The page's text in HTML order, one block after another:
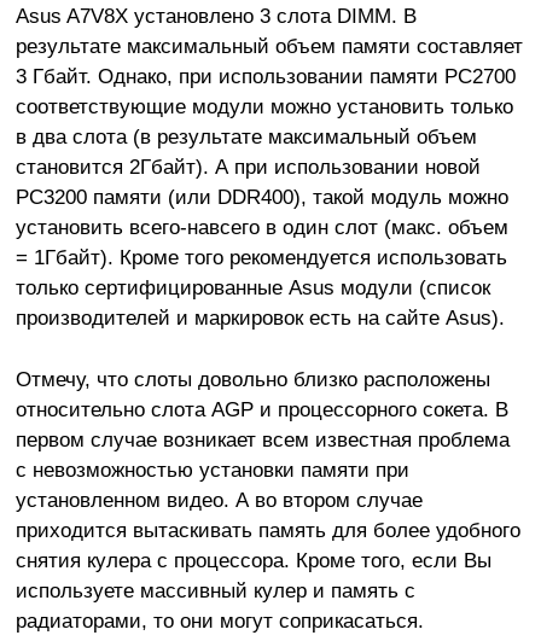
Asus A7V8X установлено 3 слота DIMM. В
результате максимальный объем памяти составляет
3 Гбайт. Однако, при использовании памяти PC2700
соответствующие модули можно установить только
в два слота (в результате максимальный объем
становится 2Гбайт). А при использовании новой
PC3200 памяти (или DDR400), такой модуль можно
установить всего-навсего в один слот (макс. объем
= 1Гбайт). Кроме того рекомендуется использовать
только сертифицированные Asus модули (список
производителей и маркировок есть на сайте Asus).
Отмечу, что слоты довольно близко расположены
относительно слота AGP и процессорного сокета. В
первом случае возникает всем известная проблема
с невозможностью установки памяти при
установленном видео. А во втором случае
приходится вытаскивать память для более удобного
снятия кулера с процессора. Кроме того, если Вы
используете массивный кулер и память с
радиаторами, то они могут соприкасаться.